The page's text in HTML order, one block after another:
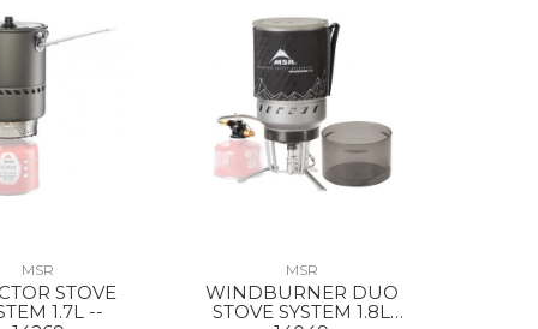
MSR
STOVE
1.7L --
MSR
WINDBURNER DUO
STOVE SYSTEM 1.8L